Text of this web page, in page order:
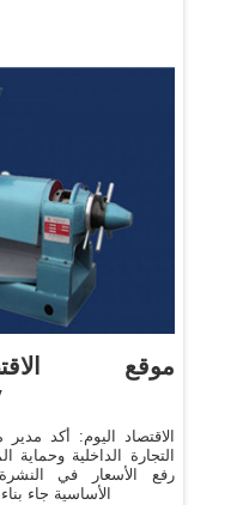
موقع
الاقتصاد اليوم: أكد
التجارة الداخلية
رفع الأسعار في
الأساسية جاء